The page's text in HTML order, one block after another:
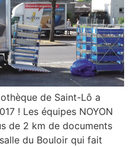
de Saint-Lô a
! Les équipes NOYON
de 2 km de documents
du Bouloir qui fait